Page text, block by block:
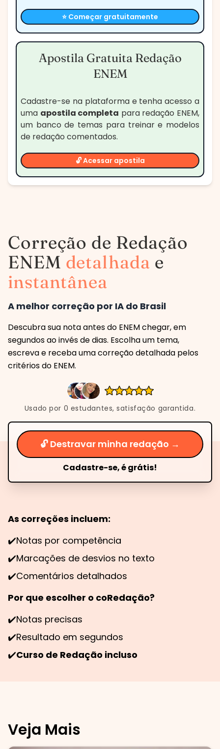
⭐ Começar gratuitamente
Apostila Gratuita Redação
ENEM
Cadastre-se na plataforma e tenha acesso a
uma apostila completa para redação ENEM,
um banco de temas para treinar e modelos
de redação comentados.
🔓 Acessar apostila
Correção de Redação
ENEM detalhada e
instantânea
A melhor correção por IA do Brasil
Descubra sua nota antes do ENEM chegar, em
segundos ao invés de dias. Escolha um tema,
escreva e receba uma correção detalhada pelos
critérios do ENEM.
Usado por 0 estudantes, satisfação garantida.
🔓 Destravar minha redação →
Cadastre-se, é grátis!
As correções incluem:
✔️Notas por competência
✔️Marcações de desvios no texto
✔️Comentários detalhados
Por que escolher o coRedação?
✔️Notas precisas
✔️Resultado em segundos
✔️Curso de Redação incluso
Veja Mais